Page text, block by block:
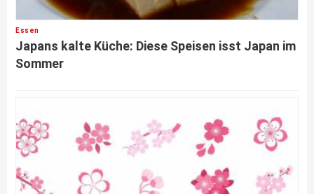
Essen
Japans kalte Küche: Diese Speisen isst Japan im
Sommer